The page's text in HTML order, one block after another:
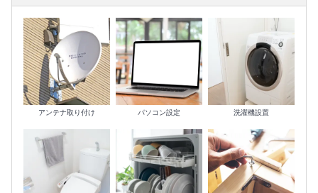
アンテナ取り付け パソコン設定 洗濯機設置